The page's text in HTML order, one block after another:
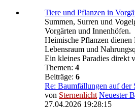
Tiere und Pflanzen in
Summen, Surren und
Vorgärten und Innenhöfen.
Heimische Pflanzen
Lebensraum und
Ein kleines Paradies direkt
Themen: 4
Beiträge: 6
Re: Baumfällungen auf
von Sternenlicht Neuester
27.04.2026 19:28:15